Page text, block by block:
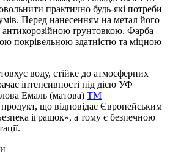
практично будь-які потреби
Перед нанесенням на метал його
антикорозійною ґрунтовкою. Фарба
покрівельною здатністю та міцною
воду, стійке до атмосферних
інтенсивності під дією УФ
Емаль (матова) ТМ
продукт, що відповідає Європейським
іграшок», а тому є безпечною